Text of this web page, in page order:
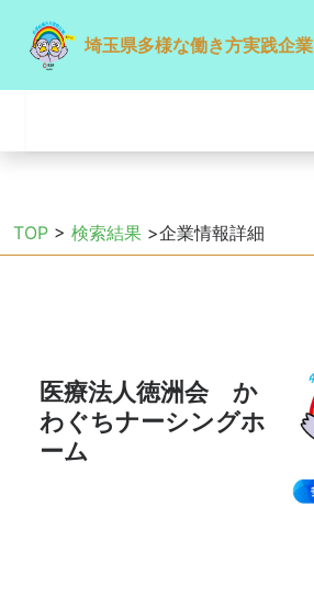
埼玉県多様な働き方実践企業
TOP > 検索結果 >企業情報詳細
医療法人徳洲会 か
わぐちナーシングホ
ーム